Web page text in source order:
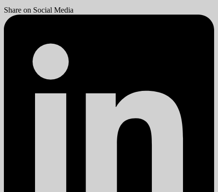
Share on Social Media